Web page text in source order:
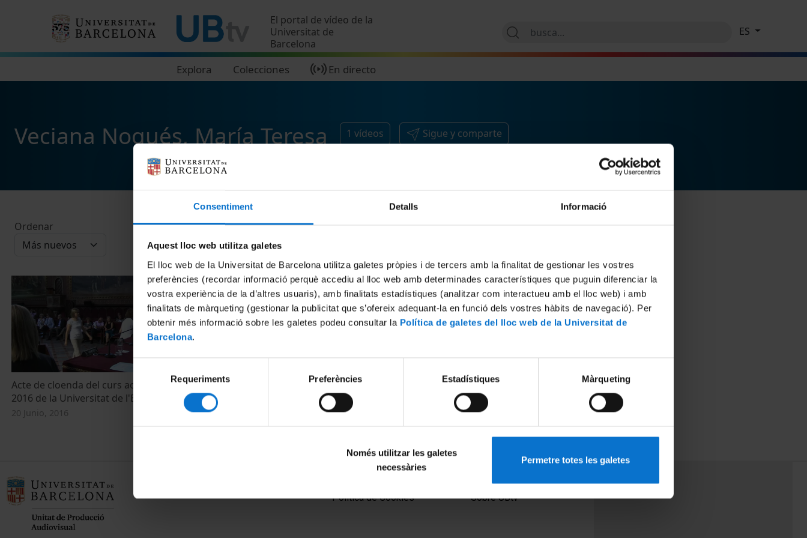
Consentiment Detalls Informació
Aquest lloc web utilitza galetes
El lloc web de la Universitat de Barcelona utilitza galetes pròpies i de tercers amb la finalitat de gestionar les vostres
preferències (recordar informació perquè accediu al lloc web amb determinades característiques que puguin diferenciar la
vostra experiència de la d’altres usuaris), amb finalitats estadístiques (analitzar com interactueu amb el lloc web) i amb
finalitats de màrqueting (gestionar la publicitat que s’ofereix adequant-la en funció dels vostres hàbits de navegació). Per
obtenir més informació sobre les galetes podeu consultar la Política de galetes del lloc web de la Universitat de
Barcelona.
Selecció
consentiment
Requeriments Preferències Estadístiques Màrqueting
Només utilitzar les galetes
necessàries
Permetre totes les galetes
El portal de vídeo de la
Universitat de
Barcelona
Explora Colecciones En directo
ES
Veciana Nogués, María Teresa 1 vídeos Sigue y comparte
Ordenar
Acte de cloenda del curs acadèmic 2015-
2016 de la Universitat de l'Experiència
20 Junio, 2016
Política de Cookies
Sobre UBtv